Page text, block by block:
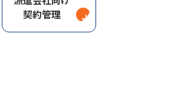
契約管理